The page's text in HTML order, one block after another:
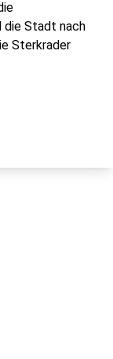
die Stadt nach
Sterkrader